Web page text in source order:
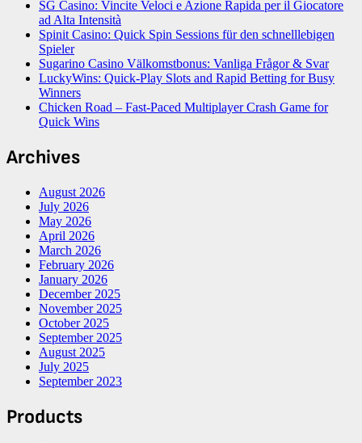
SG Casino: Vincite Veloci e Azione Rapida per il Giocatore
ad Alta Intensità
Spinit Casino: Quick Spin Sessions für den schnelllebigen
Spieler
Sugarino Casino Välkomstbonus: Vanliga Frågor & Svar
LuckyWins: Quick‑Play Slots and Rapid Betting for Busy
Winners
Chicken Road – Fast‑Paced Multiplayer Crash Game for
Quick Wins
Archives
August 2026
July 2026
May 2026
April 2026
March 2026
February 2026
January 2026
December 2025
November 2025
October 2025
September 2025
August 2025
July 2025
September 2023
Products